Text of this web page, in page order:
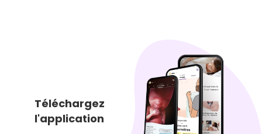
Téléchargez
l'application